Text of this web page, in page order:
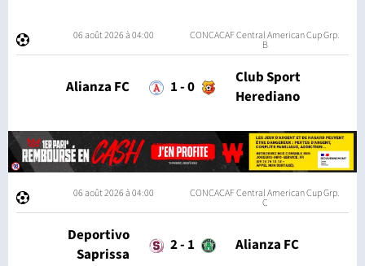
06 août 2026 à 04:00 CONCACAF Central American Cup Grp.
B
Alianza FC 1-0
Club Sport
Herediano
06 août 2026 à 04:00 CONCACAF Central American Cup Grp.
C
Deportivo
Saprissa
2- 1 Alianza FC